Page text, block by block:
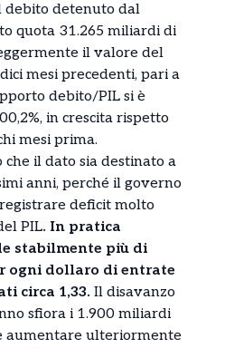
debito detenuto dal
quota 31.265 miliardi di
il valore del
mesi precedenti, pari a
debito/PIL si è
in crescita rispetto
mesi prima.
il dato sia destinato a
anni, perché il governo
deficit molto
PIL. In pratica
stabilmente più di
ogni dollaro di entrate
circa 1,33. Il disavanzo
sfiora i 1.900 miliardi
aumentare ulteriormente